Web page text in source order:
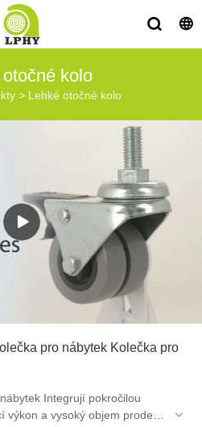
kolo
> Lehké otočné kolo
pro nábytek Kolečka pro
Integrují pokročilou
a vysoký objem prodeje,